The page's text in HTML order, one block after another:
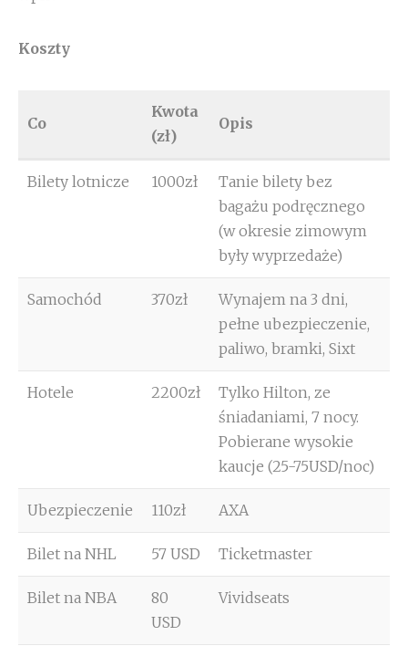
Koszty
Co
Kwota
(zł)
Opis
Bilety lotnicze 1000zł
Tanie bilety bez
bagażu podręcznego
(w okresie zimowym
były wyprzedaże)
Samochód 370zł
Wynajem na 3 dni,
pełne ubezpieczenie,
paliwo, bramki, Sixt
Hotele 2200zł
Tylko Hilton, ze
śniadaniami, 7 nocy.
Pobierane wysokie
kaucje (25-75USD/noc)
Ubezpieczenie 110zł AXA
Bilet na NHL 57 USD Ticketmaster
Bilet na NBA
80
USD
Vividseats